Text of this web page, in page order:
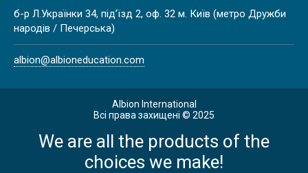
ПРОФЕСІЙНА АНГЛІЙСЬКА ДЛЯ
ІНЖЕНЕРІВ В АНГЛІЇ, ЛОНДОН
ПРОФЕСІЙНА АНГЛІЙСЬКА ДЛЯ
МЕНЕДЖЕРІВ ТУРИСТИЧНОГО
БІЗНЕСУ В АНГЛІЇ, БОРНМУТ
б-р Л.Українки 34, під’їзд 2, оф. 32 м. Київ (метро Дружби
народів / Печерська)
albion@albioneducation.com
Albion International
Всі права захищені © 2025
We are all the products of the
choices we make!